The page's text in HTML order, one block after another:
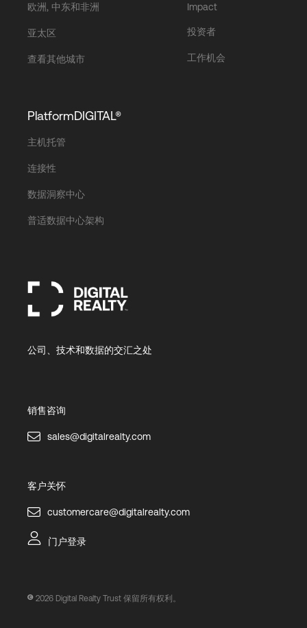
欧洲, 中东和非洲
亚太区
查看其他城市
Impact
投资者
工作机会
PlatformDIGITAL®
主机托管
连接性
数据洞察中心
普适数据中心架构
公司、技术和数据的交汇之处
销售咨询
sales@digitalrealty.com
客户关怀
customercare@digitalrealty.com
门户登录
2026 Digital Realty Trust 保留所有权利。